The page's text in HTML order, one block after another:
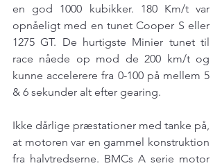
en god 1000 kubikker. 180 Km/t var
opnåeligt med en tunet Cooper S eller
1275 GT. De hurtigste Minier tunet til
race nåede op mod de 200 km/t og
kunne accelerere fra 0-100 på mellem 5
& 6 sekunder alt efter gearing.
Ikke dårlige præstationer med tanke på,
at motoren var en gammel konstruktion
fra halvtredserne. BMCs A serie motor